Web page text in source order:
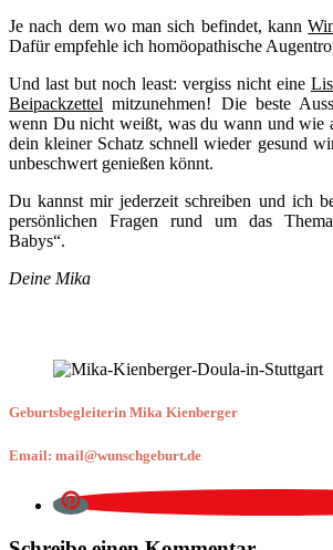
Je nach dem wo man sich befindet, kann
Dafür empfehle ich homöopathische
Und last but noch least: vergiss nicht eine
Beipackzettel mitzunehmen! Die beste
wenn Du nicht weißt, was du wann und wie
dein kleiner Schatz schnell wieder gesund
unbeschwert genießen könnt.
Du kannst mir jederzeit schreiben und ich
persönlichen Fragen rund um das
Babys“.
Deine Mika
Geburtsbegleiterin Mika Kienberger
Email: mail@wunschgeburt.de